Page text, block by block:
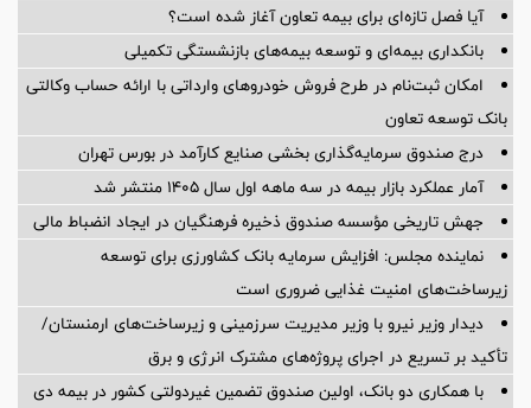
آیا فصل تازه‌ای برای بیمه تعاون آغاز شده است؟
بانکداری بیمه‌ای و توسعه بیمه‌های بازنشستگی تکمیلی
امکان ثبت‌نام در طرح فروش خودروهای وارداتی با ارائه حساب وکالتی
بانک توسعه تعاون
درج صندوق سرمایه‌گذاری بخشی صنایع کارآمد در بورس تهران
آمار عملكرد بازار بیمه در سه ماهه اول سال 1405 منتشر شد
جهش تاریخی مؤسسه صندوق ذخیره فرهنگیان در ایجاد انضباط مالی
نماینده مجلس: افزایش سرمایه بانک کشاورزی برای توسعه
زیرساخت‌های امنیت غذایی ضروری است
دیدار وزیر نیرو با وزیر مدیریت سرزمینی و زیرساخت‌های ارمنستان/
تأکید بر تسریع در اجرای پروژه‌های مشترک انرژی و برق
با همکاری دو بانک، اولین صندوق تضمین غیردولتی کشور در بیمه دی